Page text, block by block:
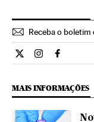
Receba o boletim
Internacional El
Internacional
MAIS INFORMAÇÕES